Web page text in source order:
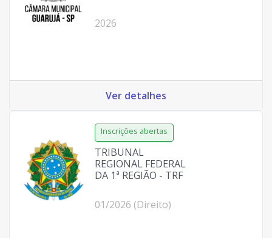
2026
Ver detalhes
TRIBUNAL
REGIONAL FEDERAL
DA 1ª REGIÃO - TRF
01/2026 (Direito)